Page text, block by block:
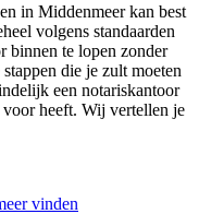
in Middenmeer kan best
volgens standaarden
binnen te lopen zonder
die je zult moeten
een notariskantoor
heeft. Wij vertellen je
vinden